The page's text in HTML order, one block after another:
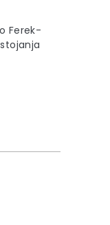
Ferek-